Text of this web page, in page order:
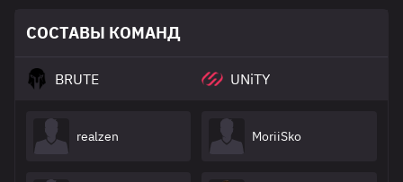
СОСТАВЫ КОМАНД
BRUTE
realzen
UNiTY
MoriiSko